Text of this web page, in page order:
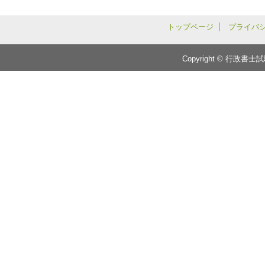
トップページ プライバ
Copyright © 行政書士